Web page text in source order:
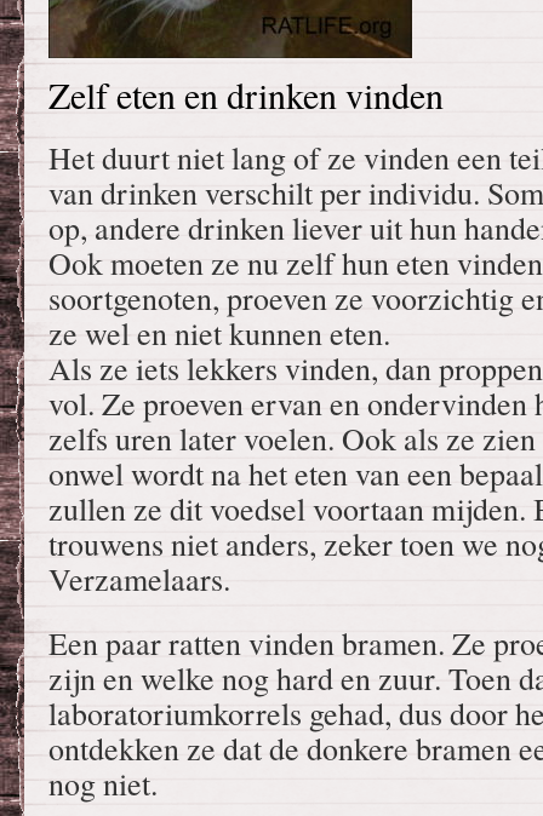
Zelf eten en drinken vinden
Het duurt niet lang of ze vinden een
van drinken verschilt per individu.
op, andere drinken liever uit hun
Ook moeten ze nu zelf hun eten
soortgenoten, proeven ze voorzichtig
ze wel en niet kunnen eten.
Als ze iets lekkers vinden, dan
vol. Ze proeven ervan en ondervinden
zelfs uren later voelen. Ook als ze
onwel wordt na het eten van een
zullen ze dit voedsel voortaan mijden.
trouwens niet anders, zeker toen we
Verzamelaars.
Een paar ratten vinden bramen. Ze
zijn en welke nog hard en zuur. Toen
laboratoriumkorrels gehad, dus door
ontdekken ze dat de donkere bramen
nog niet.